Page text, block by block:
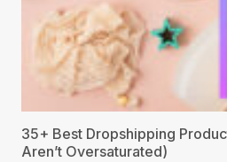
35+ Best Dropshipping
Aren’t Oversaturated)